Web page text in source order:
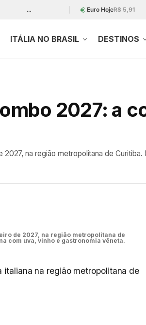
… Euro HojeR$ 5,91
ITÁLIA NO BRASIL DESTINOS
2027: a
na região metropolitana de Curitiba.
de 2027, na região metropolitana de
com uva, vinho e gastronomia vêneta.
na região metropolitana de